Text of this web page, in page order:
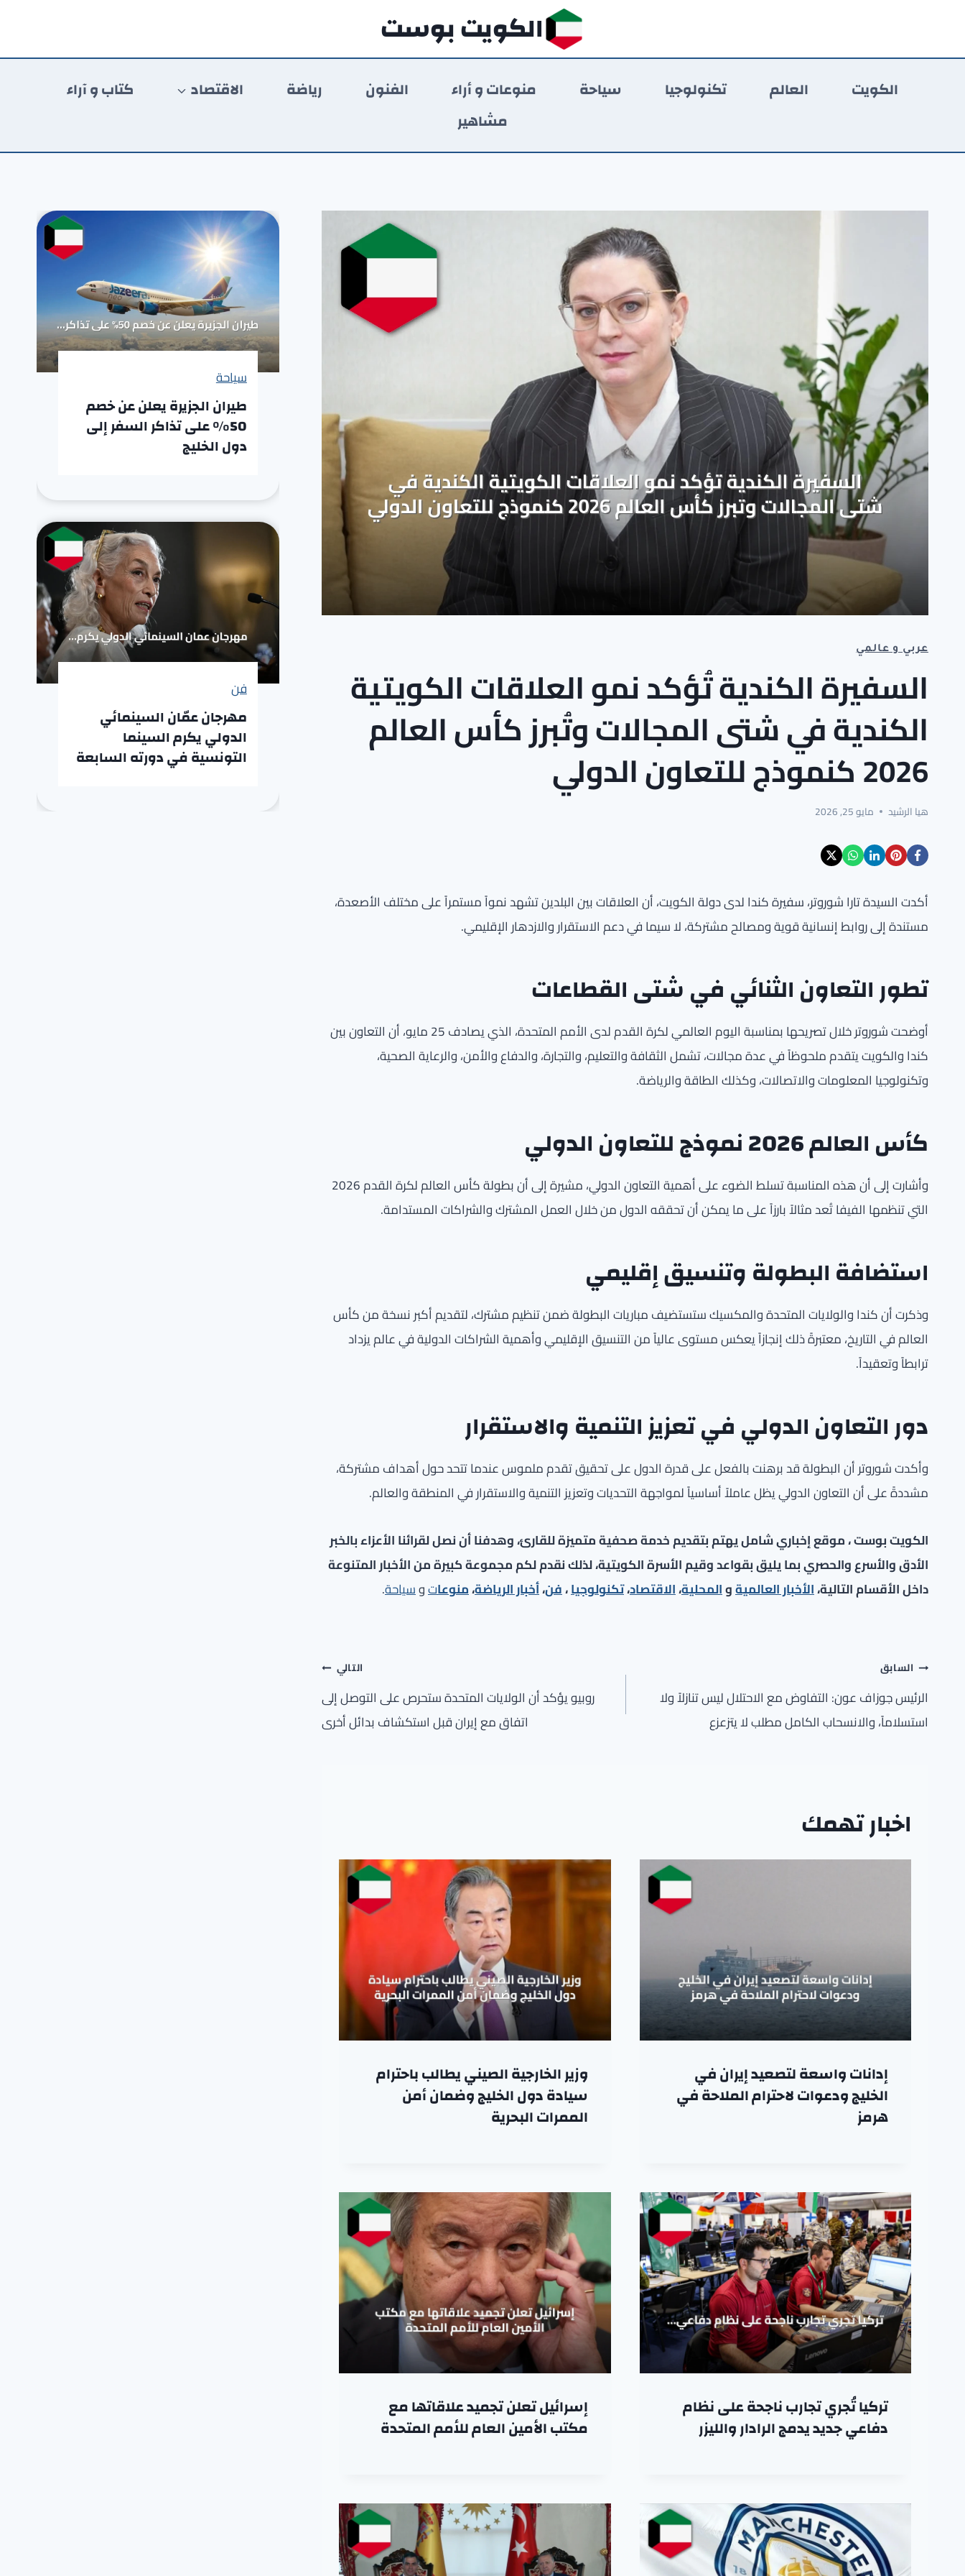
المحتوى
الكويت بوست
الكويت العالم تكنولوجيا سياحة منوعات و أراء الفنون رياضة الاقتصاد
كتاب و آراء
مشاهير
عربي و عالمي
السفيرة الكندية تُؤكد نمو العلاقات الكويتية
الكندية في شتى المجالات وتُبرز كأس العالم
2026 كنموذج للتعاون الدولي
هيا الرشيد مايو 25, 2026
أكدت السيدة تارا شوروتر، سفيرة كندا لدى دولة الكويت، أن العلاقات بين البلدين تشهد نمواً مستمراً على مختلف الأصعدة،
مستندة إلى روابط إنسانية قوية ومصالح مشتركة، لا سيما في دعم الاستقرار والازدهار الإقليمي.
تطور التعاون الثنائي في شتى القطاعات
أوضحت شوروتر خلال تصريحها بمناسبة اليوم العالمي لكرة القدم لدى الأمم المتحدة، الذي يصادف 25 مايو، أن التعاون بين
كندا والكويت يتقدم ملحوظاً في عدة مجالات، تشمل الثقافة والتعليم، والتجارة، والدفاع والأمن، والرعاية الصحية،
وتكنولوجيا المعلومات والاتصالات، وكذلك الطاقة والرياضة.
كأس العالم 2026 نموذج للتعاون الدولي
وأشارت إلى أن هذه المناسبة تسلط الضوء على أهمية التعاون الدولي، مشيرة إلى أن بطولة كأس العالم لكرة القدم 2026
التي تنظمها الفيفا تُعد مثالاً بارزاً على ما يمكن أن تحققه الدول من خلال العمل المشترك والشراكات المستدامة.
استضافة البطولة وتنسيق إقليمي
وذكرت أن كندا والولايات المتحدة والمكسيك ستستضيف مباريات البطولة ضمن تنظيم مشترك، لتقديم أكبر نسخة من كأس
العالم في التاريخ، معتبرةً ذلك إنجازاً يعكس مستوى عالياً من التنسيق الإقليمي وأهمية الشراكات الدولية في عالم يزداد
ترابطاً وتعقيداً.
دور التعاون الدولي في تعزيز التنمية والاستقرار
وأكدت شوروتر أن البطولة قد برهنت بالفعل على قدرة الدول على تحقيق تقدم ملموس عندما تتحد حول أهداف مشتركة،
مشددةً على أن التعاون الدولي يظل عاملاً أساسياً لمواجهة التحديات وتعزيز التنمية والاستقرار في المنطقة والعالم.
الكويت بوست ، موقع إخباري شامل يهتم بتقديم خدمة صحفية متميزة للقارئ، وهدفنا أن نصل لقرائنا الأعزاء بالخبر
الأدق والأسرع والحصري بما يليق بقواعد وقيم الأسرة الكويتية، لذلك نقدم لكم مجموعة كبيرة من الأخبار المتنوعة
داخل الأقسام التالية،الأخبار العالميةوالمحلية،الاقتصاد،تكنولوجيا،فن،أخبار الرياضة،منوعاتوسياحة.
تصفّح
المقالات
السابق
الرئيس جوزاف عون: التفاوض مع الاحتلال ليس تنازلاً ولا
استسلاماً، والانسحاب الكامل مطلب لا يتزعزع
التالي
روبيو يؤكد أن الولايات المتحدة ستحرص على التوصل إلى
اتفاق مع إيران قبل استكشاف بدائل أخرى
اخبار تهمك
إدانات واسعة لتصعيد إيران في
الخليج ودعوات لاحترام الملاحة في
هرمز
وزير الخارجية الصيني يطالب باحترام
سيادة دول الخليج وضمان أمن
الممرات البحرية
تركيا تُجري تجارب ناجحة على نظام
دفاعي جديد يدمج الرادار والليزر
إسرائيل تعلن تجميد علاقاتها مع
مكتب الأمين العام للأمم المتحدة
سياحة
طيران الجزيرة يعلن عن خصم
50% على تذاكر السفر إلى
دول الخليج
فن
مهرجان عمّان السينمائي
الدولي يكرم السينما
التونسية في دورته السابعة